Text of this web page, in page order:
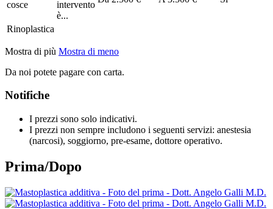
cosce
intervento
è...
Rinoplastica
Mostra di più Mostra di meno
Da noi potete pagare con carta.
Notifiche
I prezzi sono solo indicativi.
I prezzi non sempre includono i seguenti servizi: anestesia
(narcosi), soggiorno, pre-esame, dottore operativo.
Prima/Dopo